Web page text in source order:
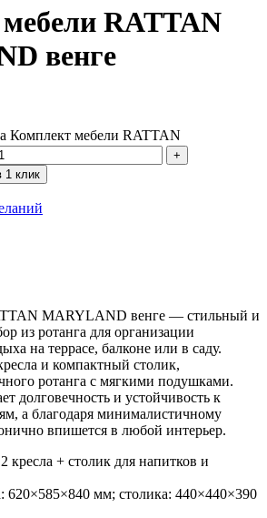
RATTAN
венге
Комплект мебели RATTAN
1 клик
MARYLAND венге — стильный и
из ротанга для организации
на террасе, балконе или в саду.
и компактный столик,
ротанга с мягкими подушками.
долговечность и устойчивость к
а благодаря минималистичному
впишется в любой интерьер.
кресла + столик для напитков и
620×585×840 мм; столика: 440×440×390